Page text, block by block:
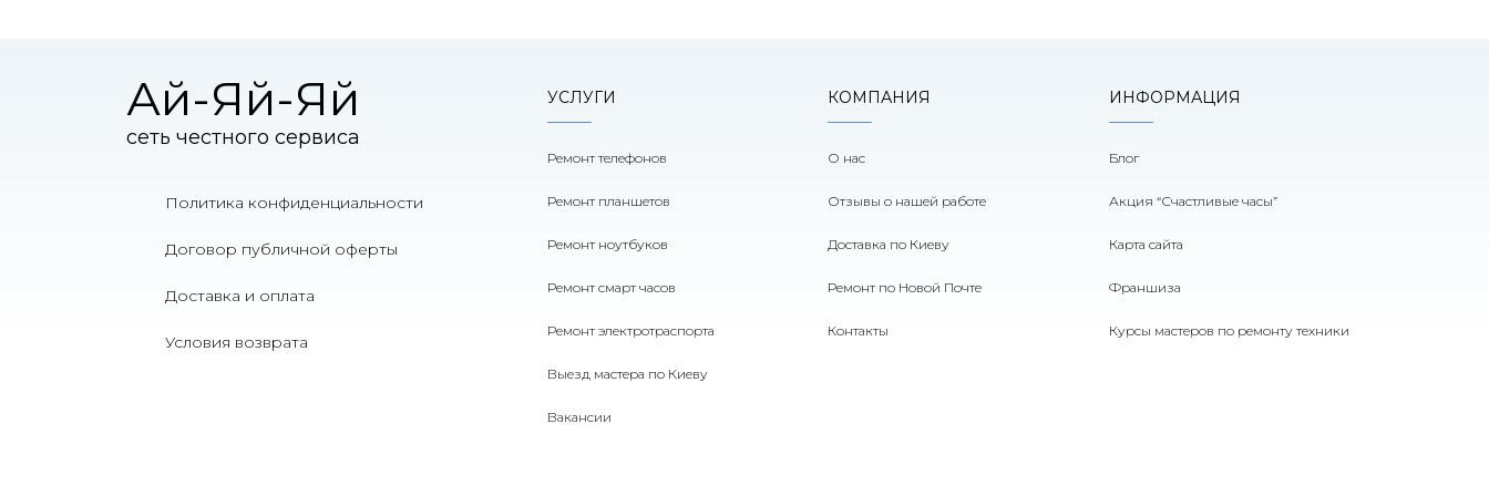
Ай-Яй-Яй
сеть честного сервиса
Политика конфиденциальности
Договор публичной оферты
Доставка и оплата
Условия возврата
УСЛУГИ
Ремонт телефонов
Ремонт планшетов
Ремонт ноутбуков
Ремонт смарт часов
Ремонт электротраспорта
Выезд мастера по Киеву
Вакансии
КОМПАНИЯ
О нас
Отзывы о нашей работе
Доставка по Киеву
Ремонт по Новой Почте
Контакты
ИНФОРМАЦИЯ
Блог
Акция “Счастливые часы”
Карта сайта
Франшиза
Курсы мастеров по ремонту техники